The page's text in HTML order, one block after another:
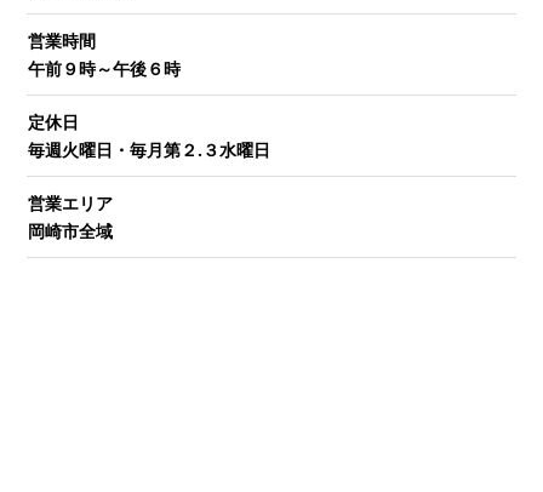
営業時間
午前９時～午後６時
定休日
毎週火曜日・毎月第２.３水曜日
営業エリア
岡崎市全域